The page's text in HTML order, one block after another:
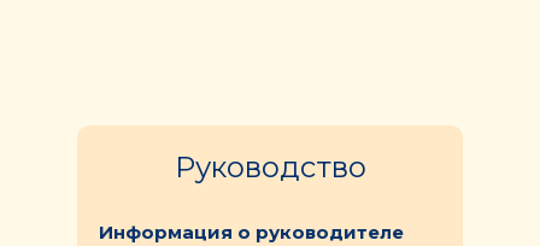
Руководство
Информация о руководителе